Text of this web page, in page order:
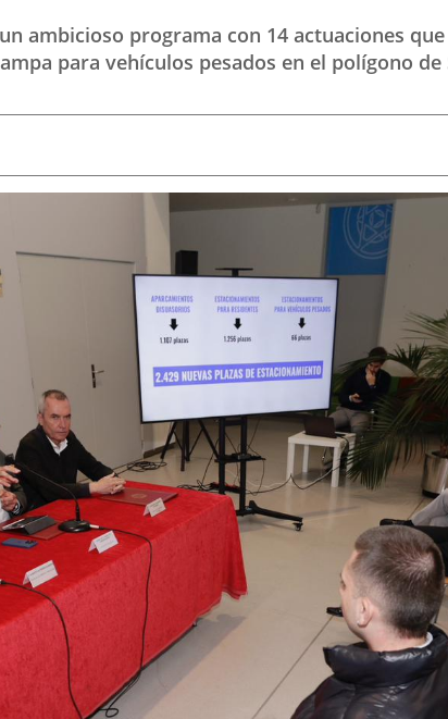
ambicioso programa con 14 actuaciones
para vehículos pesados en el polígono de